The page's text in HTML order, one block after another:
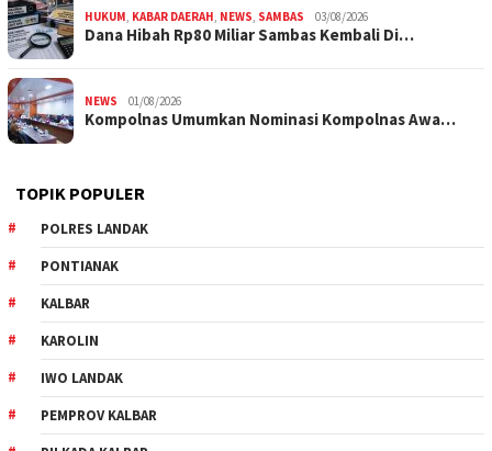
HUKUM, KABAR DAERAH, NEWS, SAMBAS 03/08/2026
Dana Hibah Rp80 Miliar Sambas Kembali Di…
NEWS 01/08/2026
Kompolnas Umumkan Nominasi Kompolnas Awa…
TOPIK POPULER
POLRES LANDAK
PONTIANAK
KALBAR
KAROLIN
IWO LANDAK
PEMPROV KALBAR